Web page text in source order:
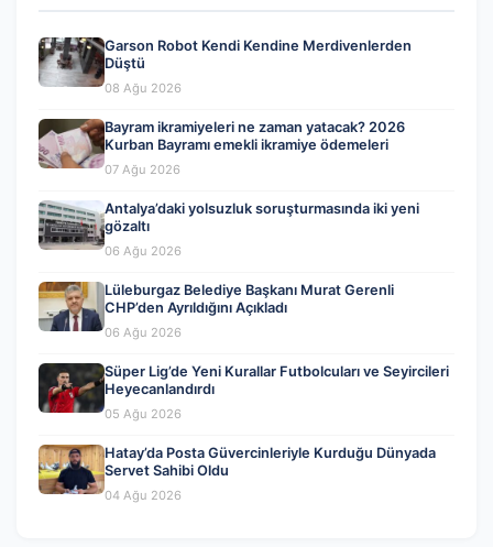
Garson Robot Kendi Kendine Merdivenlerden
Düştü
08 Ağu 2026
Bayram ikramiyeleri ne zaman yatacak? 2026
Kurban Bayramı emekli ikramiye ödemeleri
07 Ağu 2026
Antalya’daki yolsuzluk soruşturmasında iki yeni
gözaltı
06 Ağu 2026
Lüleburgaz Belediye Başkanı Murat Gerenli
CHP’den Ayrıldığını Açıkladı
06 Ağu 2026
Süper Lig’de Yeni Kurallar Futbolcuları ve Seyircileri
Heyecanlandırdı
05 Ağu 2026
Hatay’da Posta Güvercinleriyle Kurduğu Dünyada
Servet Sahibi Oldu
04 Ağu 2026